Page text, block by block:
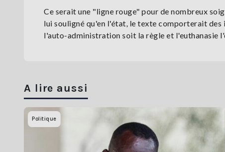
Ce serait une "ligne rouge" pour de nombreux
lui souligné qu'en l'état, le texte comporterait
l'auto-administration soit la règle et l'euthanasie
A lire aussi
Politique